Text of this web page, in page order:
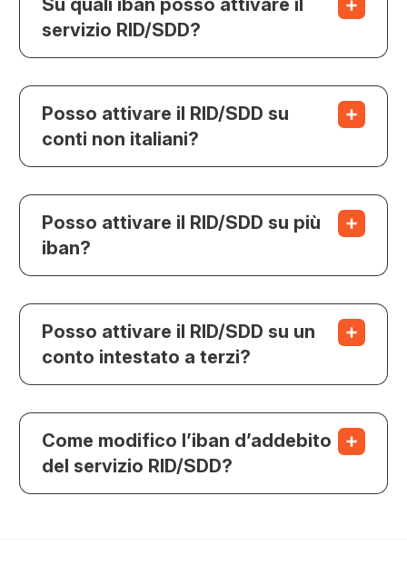
Su quali iban posso attivare il
servizio RID/SDD?
Posso attivare il RID/SDD su
conti non italiani?
Posso attivare il RID/SDD su più
iban?
Posso attivare il RID/SDD su un
conto intestato a terzi?
Come modifico l’iban d’addebito
del servizio RID/SDD?